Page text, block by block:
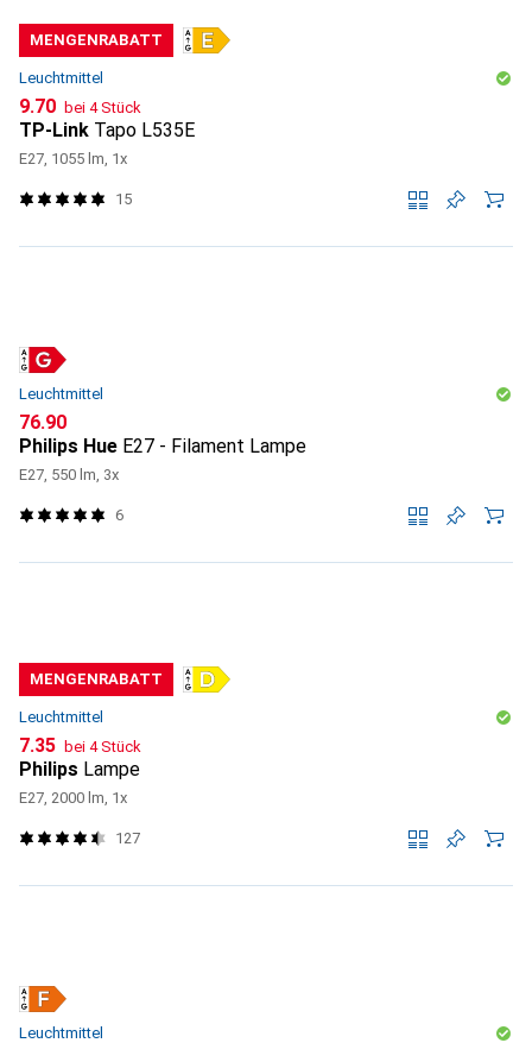
MENGENRABATT
Leuchtmittel
CHF
9.70 bei 4 Stück
TP-Link Tapo L535E
E27, 1055 lm, 1x
15
Leuchtmittel
CHF
76.90
Philips Hue E27 - Filament Lampe
E27, 550 lm, 3x
6
MENGENRABATT
Leuchtmittel
CHF
7.35 bei 4 Stück
Philips Lampe
E27, 2000 lm, 1x
127
Leuchtmittel